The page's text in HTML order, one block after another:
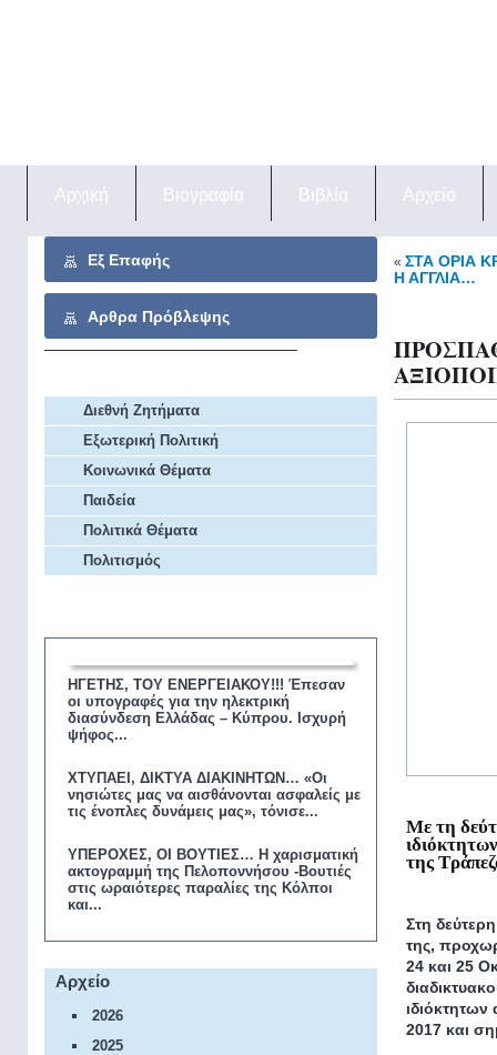
Αρχική Βιογραφία Βιβλία Αρχείο
Εξ Επαφής
Αρθρα Πρόβλεψης
Διεθνή Ζητήματα
Εξωτερική Πολιτική
Κοινωνικά Θέματα
Παιδεία
Πολιτικά Θέματα
Πολιτισμός
ΗΓΕΤΗΣ, ΤΟΥ ΕΝΕΡΓΕΙΑΚΟΥ!!! Έπεσαν
οι υπογραφές για την ηλεκτρική
διασύνδεση Ελλάδας – Κύπρου. Ισχυρή
ψήφος...
ΧΤΥΠΑΕΙ, ΔΙΚΤΥΑ ΔΙΑΚΙΝΗΤΩΝ… «Οι
νησιώτες μας να αισθάνονται ασφαλείς με
τις ένοπλες δυνάμεις μας», τόνισε...
ΥΠΕΡΟΧΕΣ, ΟΙ ΒΟΥΤΙΕΣ… Η χαρισματική
ακτογραμμή της Πελοποννήσου -Βουτιές
στις ωραιότερες παραλίες της Κόλποι
και...
Αρχείο
2026
2025
« ΣΤΑ ΟΡΙΑ
Η ΑΓΓΛΙΑ…
Με τη
της
Στη
της,
24 και 25
2017 και